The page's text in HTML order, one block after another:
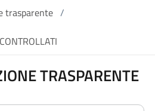
trasparente /
TRASPARENTE